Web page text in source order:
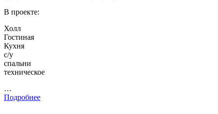
В проекте:
Холл
Гостиная
Кухня
с/у
спальни
техническое
…
Подробнее